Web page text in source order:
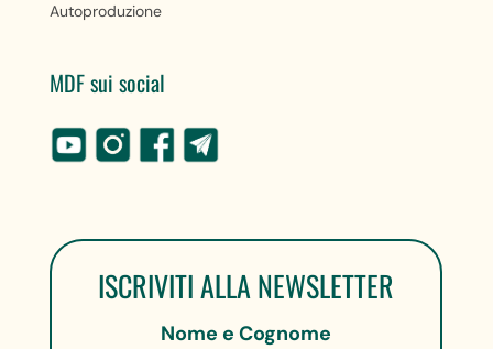
Autoproduzione
MDF sui social
ISCRIVITI ALLA NEWSLETTER
Nome e Cognome